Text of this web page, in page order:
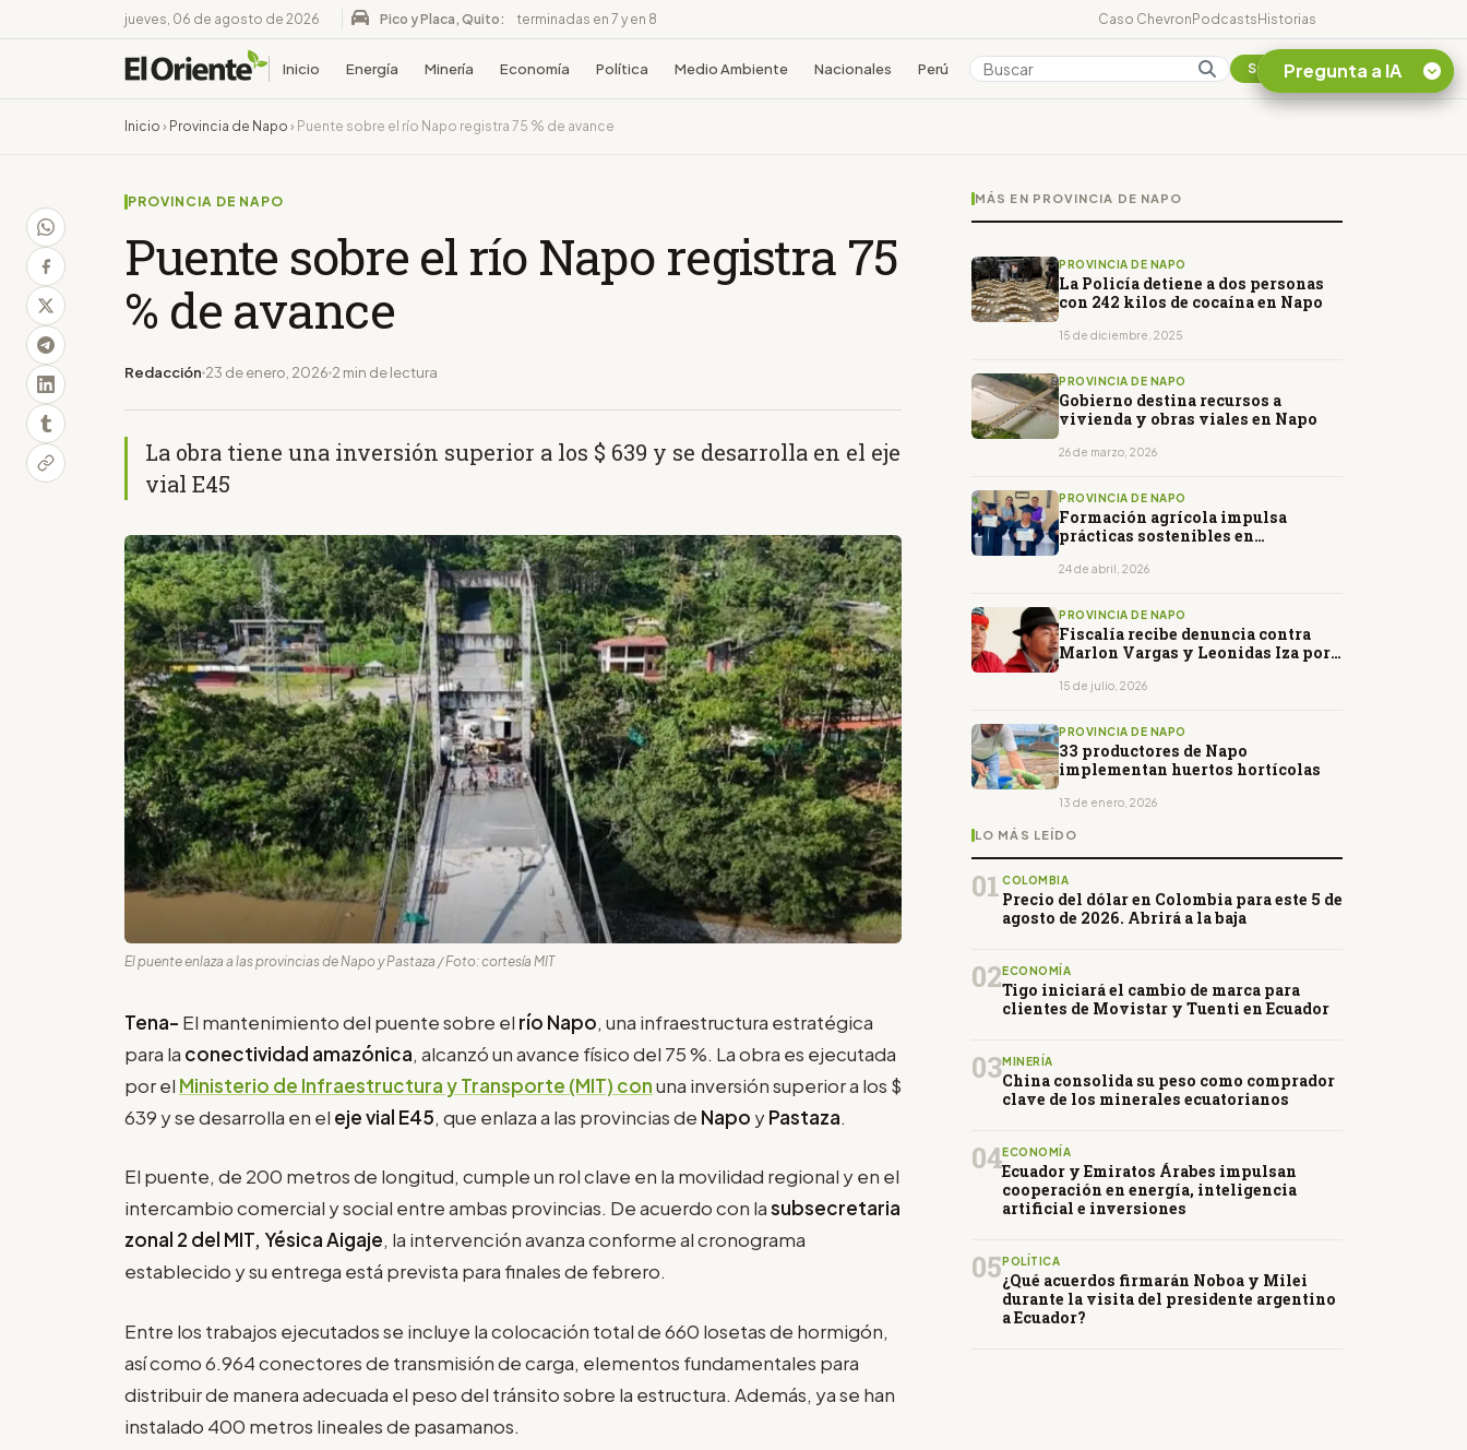
jueves, 06 de agosto de 2026 Pico y Placa, Quito: terminadas en 7 y en 8 Caso ChevronPodcastsHistorias
Inicio Energía Minería Economía Política Medio Ambiente Nacionales Perú Colombia Suscribirse
Inicio › Provincia de Napo › Puente sobre el río Napo registra 75 % de avance
PROVINCIA DE NAPO
Puente sobre el río Napo registra 75
% de avance
Redacción 23 de enero, 2026 2 min de lectura
La obra tiene una inversión superior a los $ 639 y se desarrolla en el eje
vial E45
El puente enlaza a las provincias de Napo y Pastaza / Foto: cortesía MIT
Tena- El mantenimiento del puente sobre el río Napo, una infraestructura estratégica
para la conectividad amazónica, alcanzó un avance físico del 75 %. La obra es ejecutada
por el Ministerio de Infraestructura y Transporte (MIT) conuna inversión superior a los $
639 y se desarrolla en el eje vial E45, que enlaza a las provincias de Napo yPastaza.
El puente, de 200 metros de longitud, cumple un rol clave en la movilidad regional y en el
intercambio comercial y social entre ambas provincias. De acuerdo con lasubsecretaria
zonal 2 del MIT, Yésica Aigaje, la intervención avanza conforme al cronograma
establecido y su entrega está prevista para finales de febrero.
Entre los trabajos ejecutados se incluye la colocación total de 660 losetas de hormigón,
así como 6.964 conectores de transmisión de carga, elementos fundamentales para
distribuir de manera adecuada el peso del tránsito sobre la estructura. Además, ya se han
instalado 400 metros lineales de pasamanos.
MÁS EN PROVINCIA DE NAPO
PROVINCIA DE NAPO
La Policía detiene a dos personas
con 242 kilos de cocaína en Napo
15 de diciembre, 2025
PROVINCIA DE NAPO
Gobierno destina recursos a
vivienda y obras viales en Napo
26 de marzo, 2026
PROVINCIA DE NAPO
Formación agrícola impulsa
prácticas sostenibles en
24 de abril, 2026
PROVINCIA DE NAPO
Fiscalía recibe denuncia contra
Marlon Vargas y Leonidas Iza por
Napo
15 de julio, 2026
PROVINCIA DE NAPO
33 productores de Napo
implementan huertos hortícolas
13 de enero, 2026
LO MÁS LEÍDO
01 COLOMBIA
Precio del dólar en Colombia para este 5 de
agosto de 2026. Abrirá a la baja
02 ECONOMÍA
Tigo iniciará el cambio de marca para
clientes de Movistar y Tuenti en Ecuador
03MINERÍA
China consolida su peso como comprador
clave de los minerales ecuatorianos
04ECONOMÍA
Ecuador y Emiratos Árabes impulsan
cooperación en energía, inteligencia
artificial e inversiones
05 POLÍTICA
¿Qué acuerdos firmarán Noboa y Milei
durante la visita del presidente argentino
a Ecuador?
Pregunta a IA
¿En que consiste la